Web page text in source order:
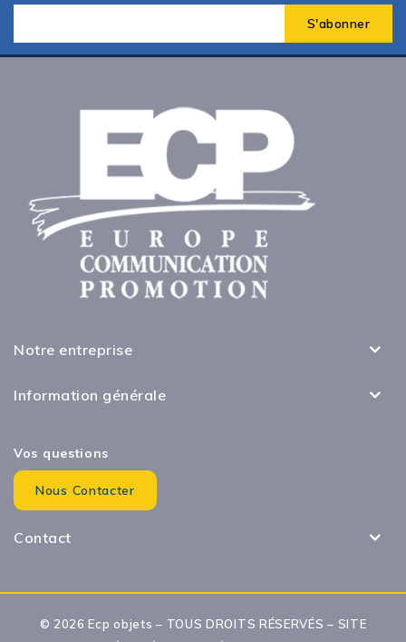
Notre entreprise
Information générale
Vos questions
Nous Contacter
Contact
© 2026 Ecp objets – TOUS DROITS RÉSERVÉS – SITE